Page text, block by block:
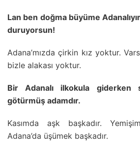
Lan ben doğma büyüme
duruyorsun!
Adana’mızda çirkin kız yoktur.
bizle alakası yoktur.
Bir Adanalı ilkokula giderken
götürmüş adamdır.
Kasımda aşk başkadır. Yemişim
Adana’da üşümek başkadır.